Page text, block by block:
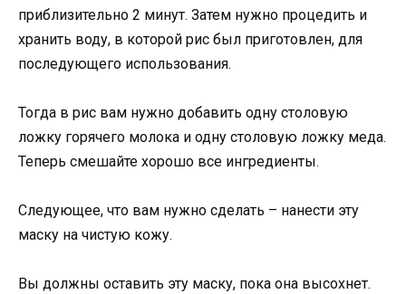
приблизительно 2 минут. Затем нужно процедить и
хранить воду, в которой рис был приготовлен, для
последующего использования.
Тогда в рис вам нужно добавить одну столовую
ложку горячего молока и одну столовую ложку меда.
Теперь смешайте хорошо все ингредиенты.
Следующее, что вам нужно сделать – нанести эту
маску на чистую кожу.
Вы должны оставить эту маску, пока она высохнет.